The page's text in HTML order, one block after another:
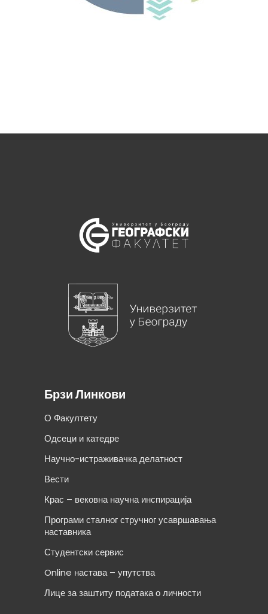
Брзи Линкови
О Факултету
Одсеци и катедре
Научно-истраживачка делатност
Вести
Крас – вековна научна инспирација
Програми сталног стручног усавршавања
наставника
Студентски сервис
Online настава – упутства
Лице за заштиту података о личности